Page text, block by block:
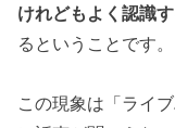
けれどもよく認識
るということです。
この現象は「ライ